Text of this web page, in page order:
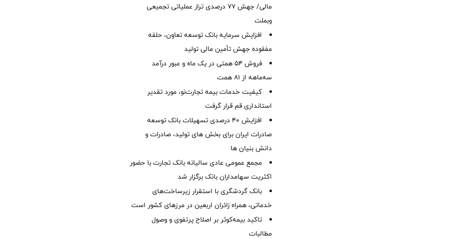
مالی/ جهش 77 درصدی تراز عملیاتی تجمیعی
وبملت
افزایش سرمایه بانک توسعه تعاون، حلقه
مفقوده جهش تأمین مالی تولید
فروش 54 همتی در یک ماه و عبور درآمد
سه‌ماهه از 81 همت
کیفیت خدمات بیمه تجارت‌نو، مورد تقدیر
استانداری قم قرار گرفت
افزایش 40 درصدی تسهیلات بانک توسعه
صادرات ایران برای بخش های تولید، صادرات و
دانش بنیان ها
مجمع عمومی عادی سالیانه بانک تجارت با حضور
اکثریت سهامداران بانک برگزار شد
بانک گردشگری با استقرار زیرساخت‌های
خدماتی، همراه زائران اربعین در مرزهای کشور است
تاکید بیمه‌کوثر بر اصلاح پرتفوی و وصول
مطالبات ‌